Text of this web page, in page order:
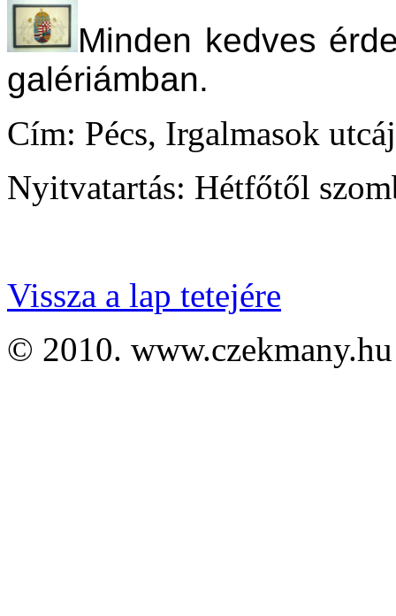
Minden kedves
galériámban.
Cím: Pécs, Irgalmasok
Nyitvatartás: Hétfőtől
Vissza a lap tetejére
© 2010. www.czekmany.hu